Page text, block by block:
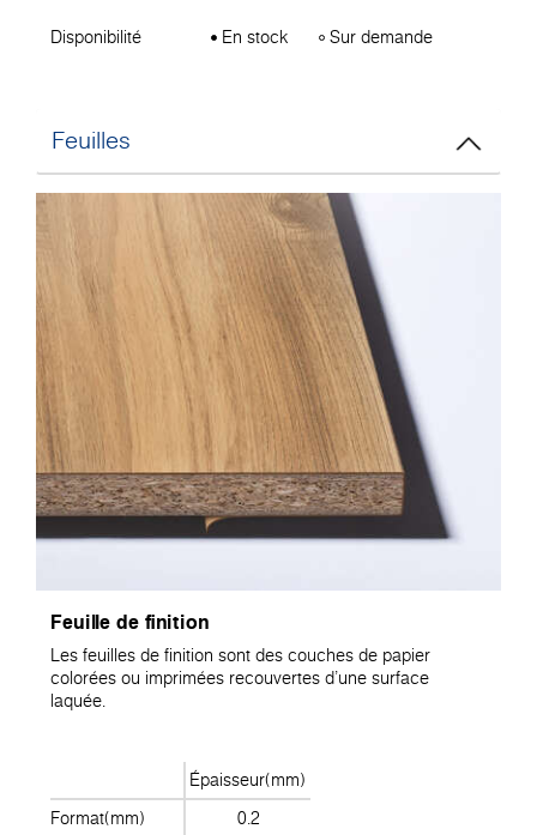
Disponibilité En stock Sur demande
Feuilles
Feuille de finition
Les feuilles de finition sont des couches de papier
colorées ou imprimées recouvertes d'une surface
laquée.
Épaisseur(mm)
Format(mm)
0.2